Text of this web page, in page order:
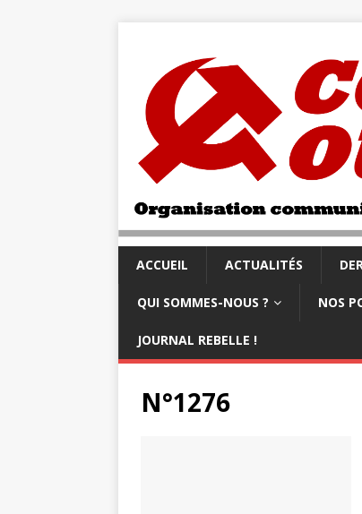
ACCUEIL ACTUALITÉS
QUI SOMMES-NOUS ? NOS
JOURNAL REBELLE !
N°1276